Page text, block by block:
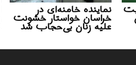
نماینده خامنه‌ای در
خراسان خواستار خشونت
علیه زنان بی‌حجاب شد